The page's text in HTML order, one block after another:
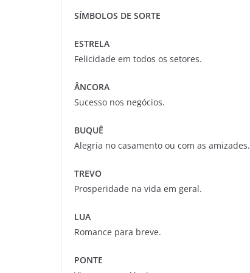
SÍMBOLOS DE SORTE
ESTRELA
Felicidade em todos os setores.
ÂNCORA
Sucesso nos negócios.
BUQUÊ
Alegria no casamento ou com as amizades.
TREVO
Prosperidade na vida em geral.
LUA
Romance para breve.
PONTE